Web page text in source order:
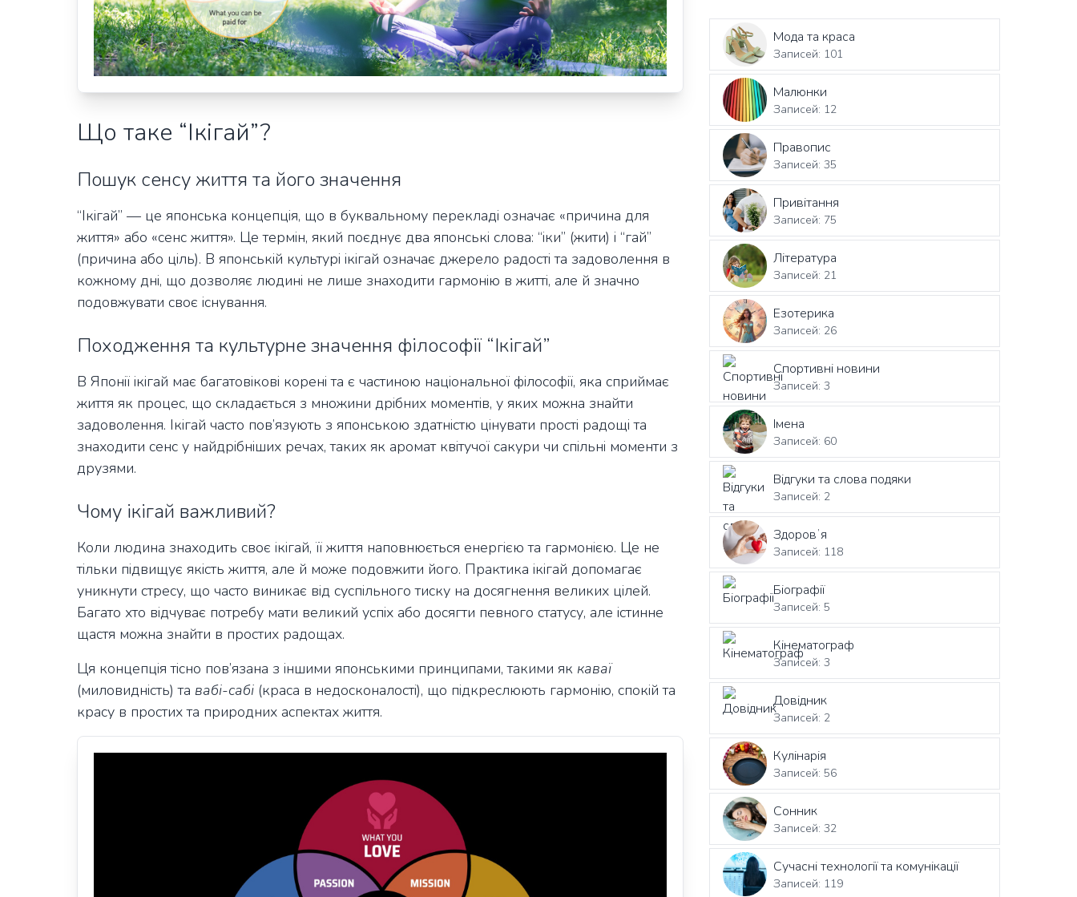
Що таке “Ікігай”?
Пошук сенсу життя та його значення
“Ікігай” — це японська концепція, що в буквальному перекладі означає «причина для
життя» або «сенс життя». Це термін, який поєднує два японські слова: “іки” (жити) і “гай”
(причина або ціль). В японській культурі ікігай означає джерело радості та задоволення в
кожному дні, що дозволяє людині не лише знаходити гармонію в житті, але й значно
подовжувати своє існування.
Походження та культурне значення філософії “Ікігай”
В Японії ікігай має багатовікові корені та є частиною національної філософії, яка сприймає
життя як процес, що складається з множини дрібних моментів, у яких можна знайти
задоволення. Ікігай часто пов’язують з японською здатністю цінувати прості радощі та
знаходити сенс у найдрібніших речах, таких як аромат квітучої сакури чи спільні моменти з
друзями.
Чому ікігай важливий?
Коли людина знаходить своє ікігай, її життя наповнюється енергією та гармонією. Це не
тільки підвищує якість життя, але й може подовжити його. Практика ікігай допомагає
уникнути стресу, що часто виникає від суспільного тиску на досягнення великих цілей.
Багато хто відчуває потребу мати великий успіх або досягти певного статусу, але істинне
щастя можна знайти в простих радощах.
Ця концепція тісно пов’язана з іншими японськими принципами, такими як каваї
(миловидність) та вабі-сабі (краса в недосконалості), що підкреслюють гармонію, спокій та
красу в простих та природних аспектах життя.
Мода та краса
Записей: 101
Малюнки
Записей: 12
Правопис
Записей: 35
Привітання
Записей: 75
Література
Записей: 21
Езотерика
Записей: 26
Спортивні новини
Записей: 3
Імена
Записей: 60
Відгуки та слова подяки
Записей: 2
Здоровʼя
Записей: 118
Біографії
Записей: 5
Кінематограф
Записей: 3
Довідник
Записей: 2
Кулінарія
Записей: 56
Сонник
Записей: 32
Сучасні технології та комунікації
Записей: 119